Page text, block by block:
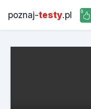
poznaj-testy.pl 0